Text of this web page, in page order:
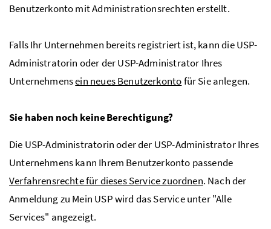
Benutzerkonto mit Administrationsrechten erstellt.
Falls Ihr Unternehmen bereits registriert ist, kann dieUSP-
Administratorin oder derUSP-Administrator Ihres
Unternehmensein neues Benutzerkontofür Sie anlegen.
Sie haben noch keine Berechtigung?
Die USP-Administratorin oder der USP-Administrator Ihres
Unternehmens kann Ihrem Benutzerkonto passende
Verfahrensrechte für dieses Service zuordnen. Nach der
Anmeldung zu Mein USPwird das Service unter "Alle
Services" angezeigt.